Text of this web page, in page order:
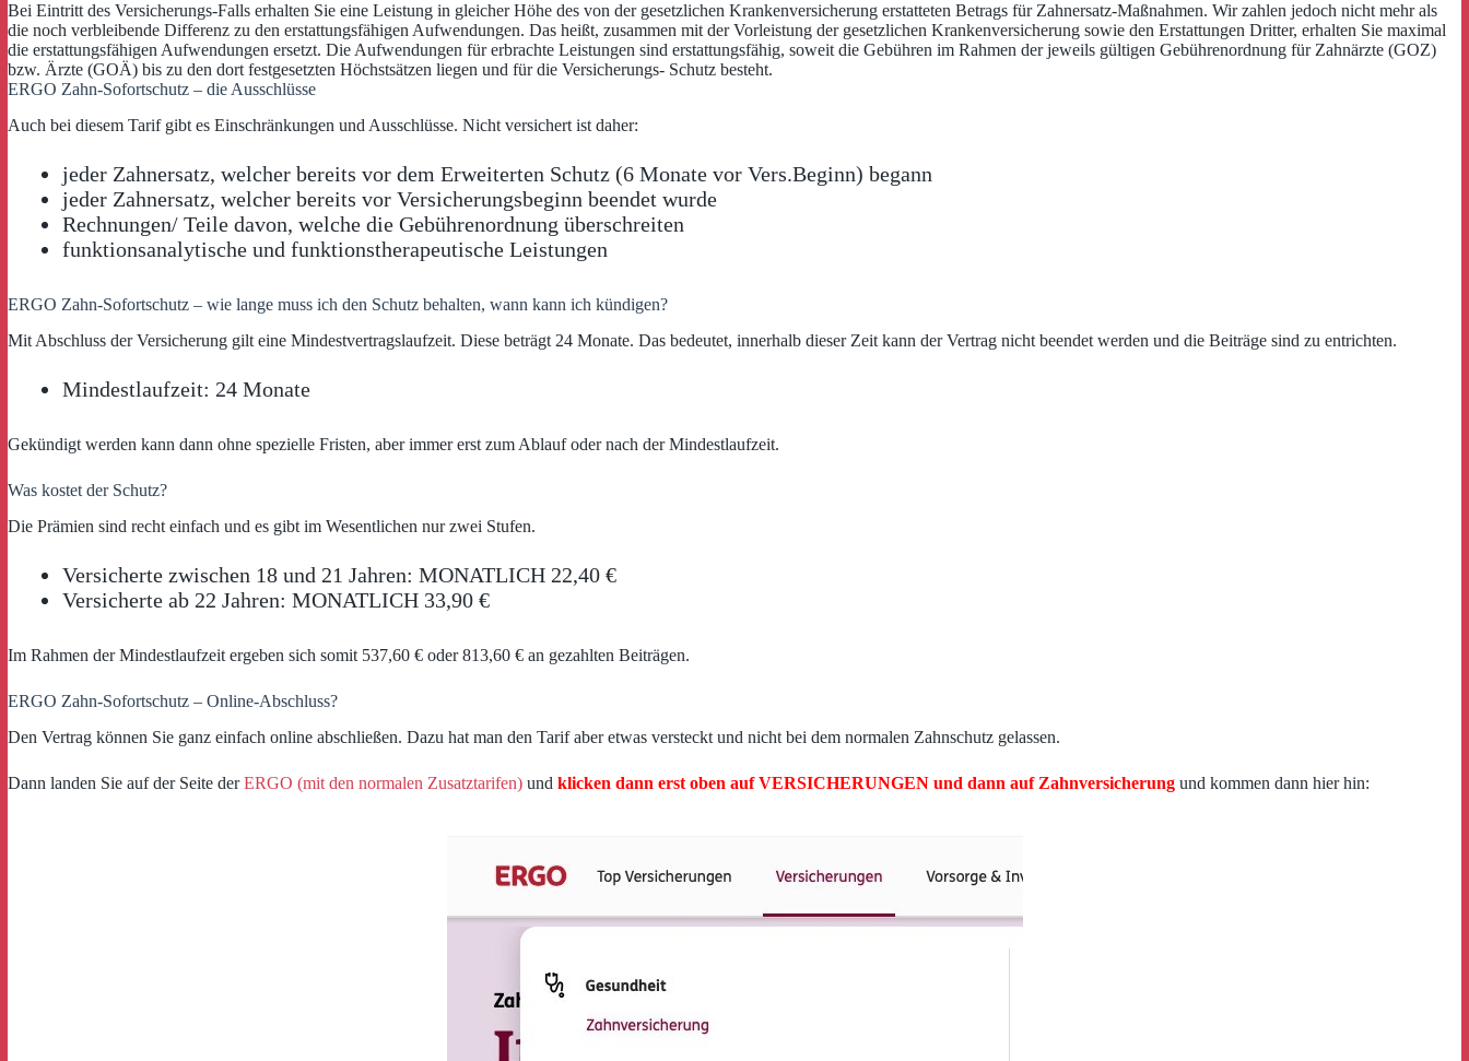
Bei Eintritt des Versicherungs-Falls erhalten Sie eine Leistung in gleicher Höhe des von der gesetzlichen Krankenversicherung erstatteten Betrags für Zahnersatz-Maßnahmen. Wir zahlen jedoch nicht mehr als
die noch verbleibende Differenz zu den erstattungsfähigen Aufwendungen. Das heißt, zusammen mit der Vorleistung der gesetzlichen Krankenversicherung sowie den Erstattungen Dritter, erhalten Sie maximal
die erstattungsfähigen Aufwendungen ersetzt. Die Aufwendungen für erbrachte Leistungen sind erstattungsfähig, soweit die Gebühren im Rahmen der jeweils gültigen Gebührenordnung für Zahnärzte (GOZ)
bzw. Ärzte (GOÄ) bis zu den dort festgesetzten Höchstsätzen liegen und für die Versicherungs- Schutz besteht.
ERGO Zahn-Sofortschutz – die Ausschlüsse
Auch bei diesem Tarif gibt es Einschränkungen und Ausschlüsse. Nicht versichert ist daher:
jeder Zahnersatz, welcher bereits vor dem Erweiterten Schutz (6 Monate vor Vers.Beginn) begann
jeder Zahnersatz, welcher bereits vor Versicherungsbeginn beendet wurde
Rechnungen/ Teile davon, welche die Gebührenordnung überschreiten
funktionsanalytische und funktionstherapeutische Leistungen
ERGO Zahn-Sofortschutz – wie lange muss ich den Schutz behalten, wann kann ich kündigen?
Mit Abschluss der Versicherung gilt eine Mindestvertragslaufzeit. Diese beträgt 24 Monate. Das bedeutet, innerhalb dieser Zeit kann der Vertrag nicht beendet werden und die Beiträge sind zu entrichten.
Mindestlaufzeit: 24 Monate
Gekündigt werden kann dann ohne spezielle Fristen, aber immer erst zum Ablauf oder nach der Mindestlaufzeit.
Was kostet der Schutz?
Die Prämien sind recht einfach und es gibt im Wesentlichen nur zwei Stufen.
Versicherte zwischen 18 und 21 Jahren: MONATLICH 22,40 €
Versicherte ab 22 Jahren: MONATLICH 33,90 €
Im Rahmen der Mindestlaufzeit ergeben sich somit 537,60 € oder 813,60 € an gezahlten Beiträgen.
ERGO Zahn-Sofortschutz – Online-Abschluss?
Den Vertrag können Sie ganz einfach online abschließen. Dazu hat man den Tarif aber etwas versteckt und nicht bei dem normalen Zahnschutz gelassen.
Dann landen Sie auf der Seite derERGO (mit den normalen Zusatztarifen) und klicken dann erst oben auf VERSICHERUNGEN und dann auf Zahnversicherung und kommen dann hier hin: